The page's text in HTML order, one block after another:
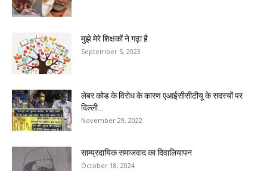
मुझे मेरे शिक्षकों ने गढ़ा है
September 5, 2023
लेबर कोड के विरोध के कारण एआईसीसीटीयू के सदस्यों पर
दिल्ली...
November 29, 2022
साम्प्रदायिक समाजवाद का दिवालियापन
October 18, 2024